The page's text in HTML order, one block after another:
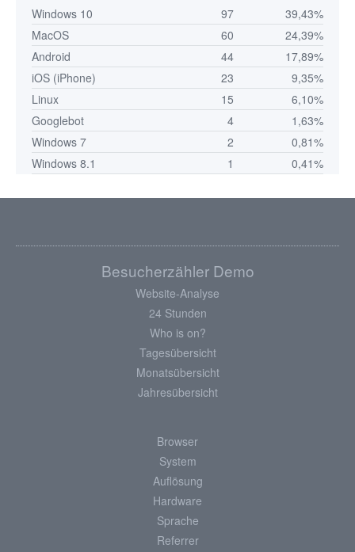
Windows 10 97
39,43%
MacOS
60
24,39%
Android
44
17,89%
iOS (iPhone)
23
9,35%
Linux
15
6,10%
Googlebot
4
1,63%
Windows 7
2
0,81%
Windows 8.1
1 0,41%
Besucherzähler Demo
Website-Analyse
24 Stunden
Who is on?
Tagesübersicht
Monatsübersicht
Jahresübersicht
Browser
System
Auflösung
Hardware
Sprache
Referrer